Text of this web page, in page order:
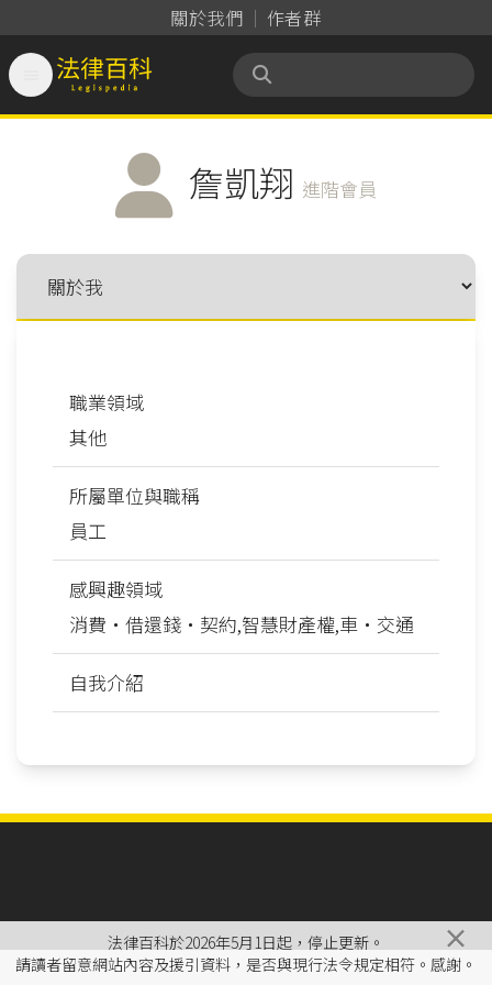
關於我們 作者群
法律百科 Legispedia
詹凱翔 進階會員
職業領域
其他
所屬單位與職稱
員工
感興趣領域
消費‧借還錢‧契約,智慧財產權,車‧交通
自我介紹
法律百科於2026年5月1日起，停止更新。
請讀者留意網站內容及援引資料，是否與現行法令規定相符。感謝。
×